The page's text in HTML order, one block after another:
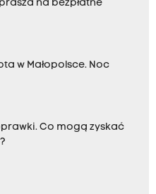
na bezpłatne
w Małopolsce. Noc
Co mogą zyskać